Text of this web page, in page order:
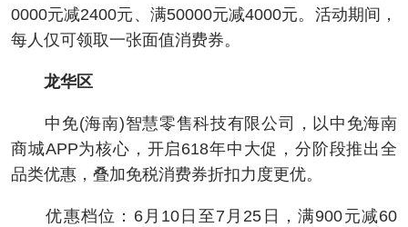
0000元减2400元、满50000元减4000元。活动期间，
每人仅可领取一张面值消费券。
龙华区
中免(海南)智慧零售科技有限公司，以中免海南
商城APP为核心，开启618年中大促，分阶段推出全
品类优惠，叠加免税消费券折扣力度更优。
优惠档位：6月10日至7月25日，满900元减60